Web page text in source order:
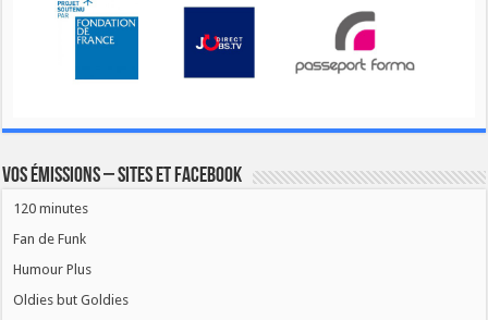
Vos émissions – Sites et Facebook
120 minutes
Fan de Funk
Humour Plus
Oldies but Goldies